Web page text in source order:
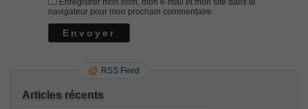
navigateur pour mon prochain commentaire.
RSS Feed
Articles récents